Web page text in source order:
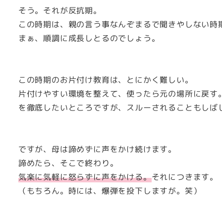
そう。それが反抗期。
この時期は、親の言う事なんぞまるで聞きやしない時
まぁ、順調に成長しとるのでしょう。
この時期のお片付け教育は、とにかく難しい。
片付けやすい環境を整えて、使ったら元の場所に戻す。
を徹底したいところですが、スルーされることもしば
ですが、母は諦めずに声をかけ続けます。
諦めたら、そこで終わり。
気楽に気軽に怒らずに声をかける。それにつきます。
（もちろん。時には、爆弾を投下しますが。笑）